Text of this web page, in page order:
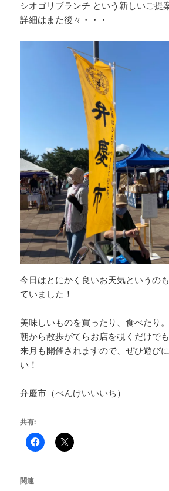
シオゴリブランチ という新しいご提
詳細はまた後々・・・
今日はとにかく良いお天気というの
ていました！
美味しいものを買ったり、食べたり。
朝から散歩がてらお店を覗くだけで
来月も開催されますので、ぜひ遊び
い！
弁慶市（べんけいいいち）
共有:
関連